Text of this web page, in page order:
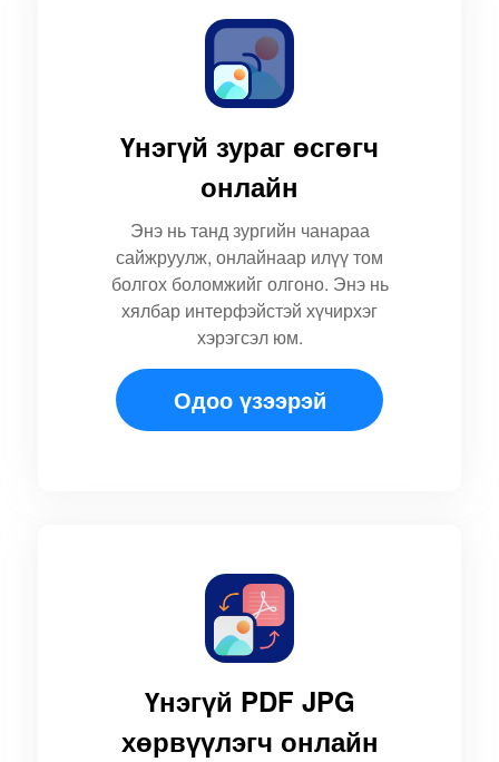
Үнэгүй зураг өсгөгч
онлайн
Энэ нь танд зургийн чанараа
сайжруулж, онлайнаар илүү том
болгох боломжийг олгоно. Энэ нь
хялбар интерфэйстэй хүчирхэг
хэрэгсэл юм.
Одоо үзээрэй
Үнэгүй PDF JPG
хөрвүүлэгч онлайн